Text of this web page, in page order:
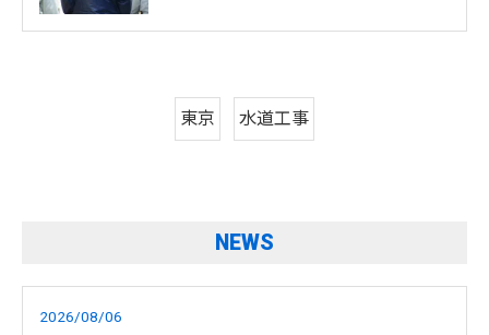
東京 水道工事
NEWS
2026/08/06